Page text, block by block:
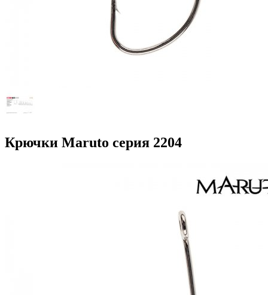
Крючки Maruto серия 2204